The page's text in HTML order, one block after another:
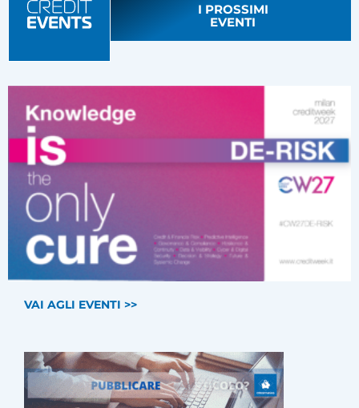
I PROSSIMI
EVENTI
VAI AGLI EVENTI >>